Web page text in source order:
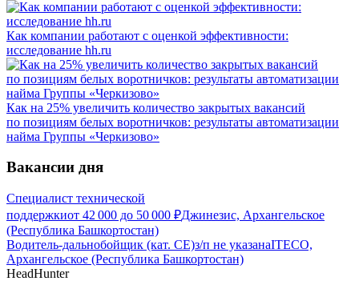
Как компании работают с оценкой эффективности:
исследование hh.ru
Как на 25% увеличить количество закрытых вакансий
по позициям белых воротничков: результаты автоматизации
найма Группы «Черкизово»
Вакансии дня
Специалист технической
поддержкиот 42 000 до 50 000 ₽Джинезис, Архангельское
(Республика Башкортостан)
Водитель-дальнобойщик (кат. CE)з/п не указанаITECO,
Архангельское (Республика Башкортостан)
HeadHunter